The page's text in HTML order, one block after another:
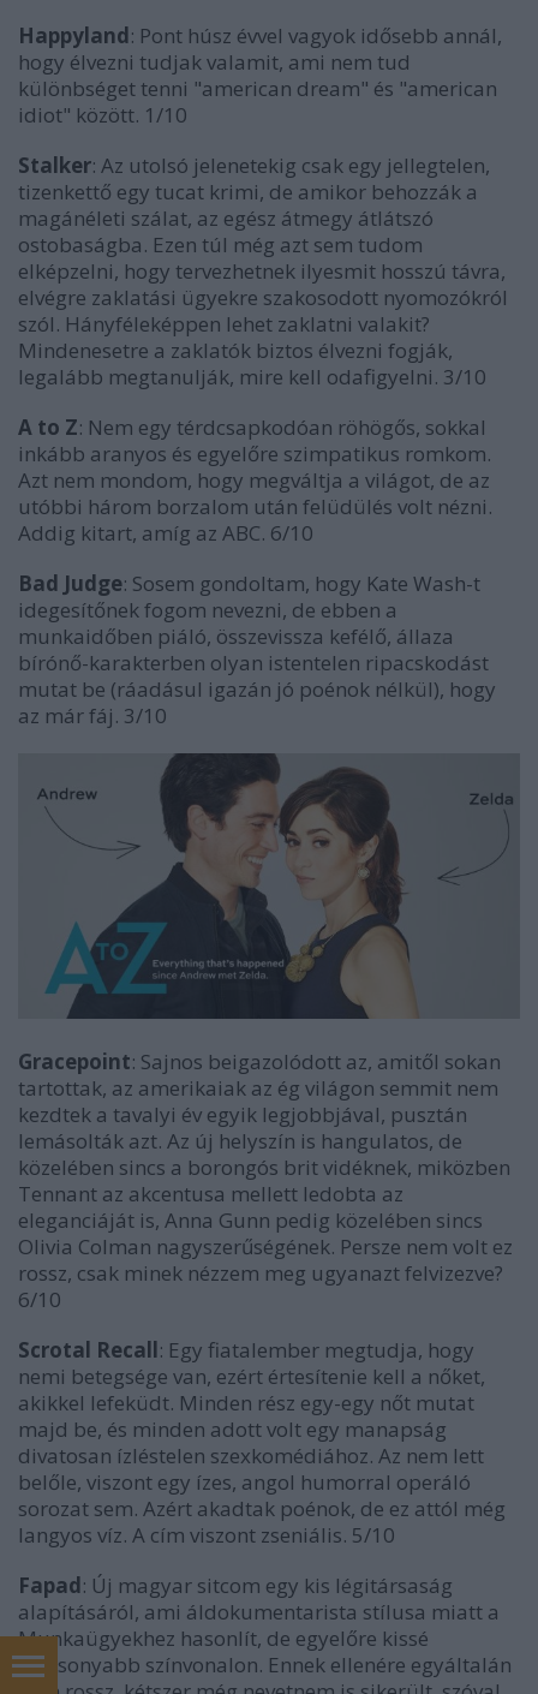
Happyland: Pont húsz évvel vagyok idősebb annál,
hogy élvezni tudjak valamit, ami nem tud
különbséget tenni "american dream" és "american
idiot" között. 1/10
Stalker: Az utolsó jelenetekig csak egy jellegtelen,
tizenkettő egy tucat krimi, de amikor behozzák a
magánéleti szálat, az egész átmegy átlátszó
ostobaságba. Ezen túl még azt sem tudom
elképzelni, hogy tervezhetnek ilyesmit hosszú távra,
elvégre zaklatási ügyekre szakosodott nyomozókról
szól. Hányféleképpen lehet zaklatni valakit?
Mindenesetre a zaklatók biztos élvezni fogják,
legalább megtanulják, mire kell odafigyelni. 3/10
A to Z: Nem egy térdcsapkodóan röhögős, sokkal
inkább aranyos és egyelőre szimpatikus romkom.
Azt nem mondom, hogy megváltja a világot, de az
utóbbi három borzalom után felüdülés volt nézni.
Addig kitart, amíg az ABC. 6/10
Bad Judge: Sosem gondoltam, hogy Kate Wash-t
idegesítőnek fogom nevezni, de ebben a
munkaidőben piáló, összevissza kefélő, állaza
bírónő-karakterben olyan istentelen ripacskodást
mutat be (ráadásul igazán jó poénok nélkül), hogy
az már fáj. 3/10
Gracepoint: Sajnos beigazolódott az, amitől sokan
tartottak, az amerikaiak az ég világon semmit nem
kezdtek a tavalyi év egyik legjobbjával, pusztán
lemásolták azt. Az új helyszín is hangulatos, de
közelében sincs a borongós brit vidéknek, miközben
Tennant az akcentusa mellett ledobta az
eleganciáját is, Anna Gunn pedig közelében sincs
Olivia Colman nagyszerűségének. Persze nem volt ez
rossz, csak minek nézzem meg ugyanazt felvizezve?
6/10
Scrotal Recall: Egy fiatalember megtudja, hogy
nemi betegsége van, ezért értesítenie kell a nőket,
akikkel lefeküdt. Minden rész egy-egy nőt mutat
majd be, és minden adott volt egy manapság
divatosan ízléstelen szexkomédiához. Az nem lett
belőle, viszont egy ízes, angol humorral operáló
sorozat sem. Azért akadtak poénok, de ez attól még
langyos víz. A cím viszont zseniális. 5/10
Fapad: Új magyar sitcom egy kis légitársaság
alapításáról, ami áldokumentarista stílusa miatt a
Munkaügyekhez hasonlít, de egyelőre kissé
alacsonyabb színvonalon. Ennek ellenére egyáltalán